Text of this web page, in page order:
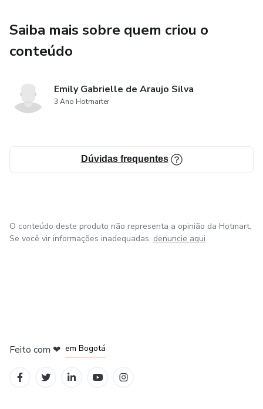
Saiba mais sobre quem criou o
conteúdo
Emily Gabrielle de Araujo Silva
3 Ano Hotmarter
Dúvidas frequentes
O conteúdo deste produto não representa a opinião da Hotmart.
Se você vir informações inadequadas, denuncie aqui
Feito com ❤ em Bogotá